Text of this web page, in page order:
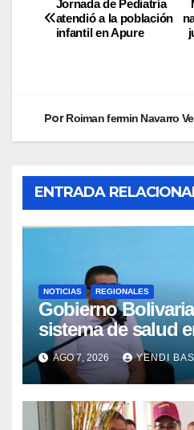
Jornada de Pediatría
atendió a la población
infantil en Apure
PorRoiman fermin Navarro
ENTRADA
NOTICIAS REGIONALES
Gobierno
sistema de salud
la reinauguración
AGO 7, 2026 YENDI